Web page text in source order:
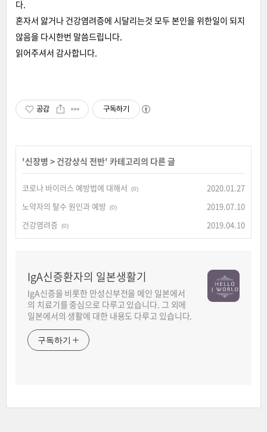
다.
혼자서 앓거나 건강염려증에 시달리는것 모두 본인을 위한일이 되지
않음을 다시한번 말씀드립니다.
읽어주셔서 감사합니다.
공감 구독하기
'신장병 > 건강상식 전반' 카테고리의 다른 글
코로나 바이러스 예방법에 대해서 (0)
2020.01.27
노약자의 탈수 원인과 예방 (0)
2019.07.10
건강염려증
(0) 2019.04.10
IgA신증환자의 일본생활기
IgA신증을 비롯한 만성신부전을 메인 일본에서
의 치료기를 중심으로 다루고 있습니다. 그 외에
일본에서의 생활에 대한 내용도 다루고 있습니다.
구독하기